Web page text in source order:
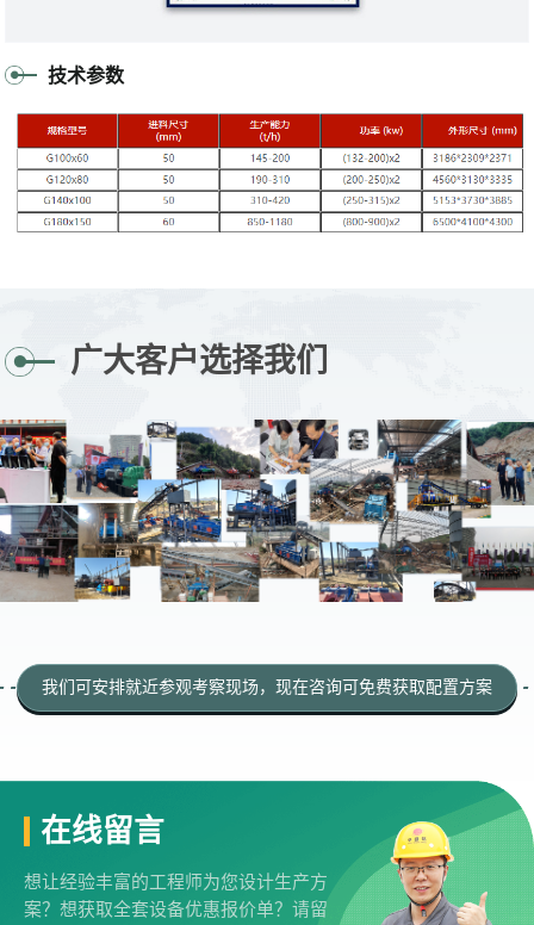
技术参数
广大客户选择我们
我们可安排就近参观考察现场，现在咨询可免费获取配置方案
在线留言
想让经验丰富的工程师为您设计生产方
案？想获取全套设备优惠报价单？请留